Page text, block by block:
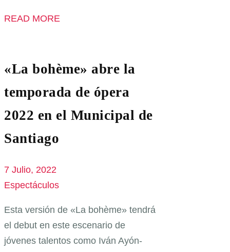
READ MORE
«La bohème» abre la
temporada de ópera
2022 en el Municipal de
Santiago
7 Julio, 2022
Espectáculos
Esta versión de «La bohème» tendrá
el debut en este escenario de
jóvenes talentos como Iván Ayón-